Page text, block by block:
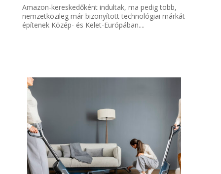
Amazon-kereskedőként indultak, ma pedig több,
nemzetközileg már bizonyított technológiai márkát
építenek Közép- és Kelet-Európában....